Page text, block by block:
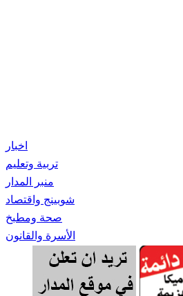
اخبار
تربية وتعليم
منبر المدار
شوبينج واقتصاد
صحة ومطبخ
الأسرة والقانون